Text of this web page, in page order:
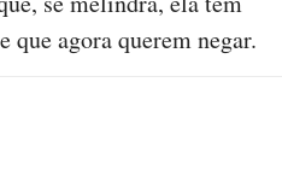
agora querem negar.